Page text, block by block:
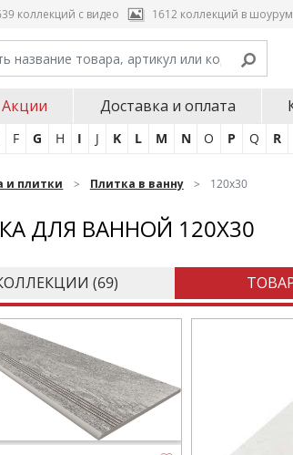
коллекций с видео 1612 коллекций в
Акции Доставка и оплата
F G H I J K L M N O P Q R
и плитки Плитка в ванну 120х30
ДЛЯ ВАННОЙ 120Х30
(69)